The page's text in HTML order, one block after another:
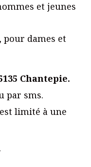
et jeunes
pour dames et
Chantepie.
par sms.
limité à une